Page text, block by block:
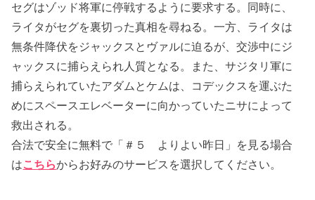
セグはゾッド将軍に停戦するように要求する。同時に、
ライタがセグを裏切った真相を尋ねる。一方、ライタは
無条件降伏をジャックスとヴァルに迫るが、交渉中にジ
ャックスに捕らえられ人質となる。また、サジタリ軍に
捕らえられていたアダムとケムは、コデックスを運ぶた
めにスペースエレベーターに向かっていたニサによって
救出される。
合法で安全に無料で「＃５ よりよい昨日」を見る場合
はこちらからお好みのサービスを選択してください。